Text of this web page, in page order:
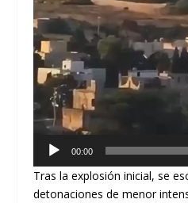
00:00
Tras la explosión inicial, se
detonaciones de menor